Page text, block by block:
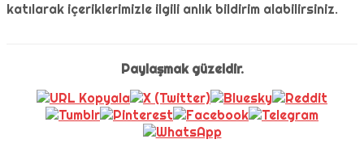
katılarak içeriklerimizle ilgili anlık bildirim alabilirsiniz.
Paylaşmak güzeldir.